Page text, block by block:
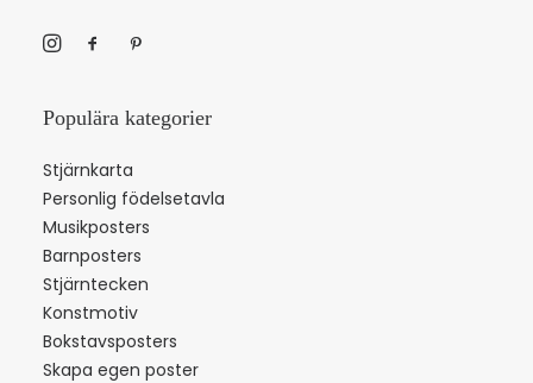
Populära kategorier
Stjärnkarta
Personlig födelsetavla
Musikposters
Barnposters
Stjärntecken
Konstmotiv
Bokstavsposters
Skapa egen poster